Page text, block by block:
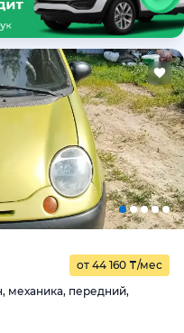
от 44 160 ₸/мес
механика, передний,